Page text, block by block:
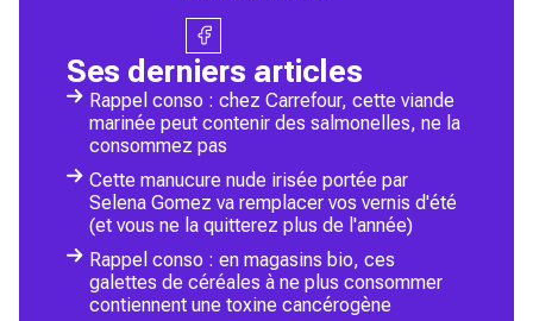
Ses derniers articles
Rappel conso : chez Carrefour, cette viande
marinée peut contenir des salmonelles, ne la
consommez pas
Cette manucure nude irisée portée par
Selena Gomez va remplacer vos vernis d'été
(et vous ne la quitterez plus de l'année)
Rappel conso : en magasins bio, ces
galettes de céréales à ne plus consommer
contiennent une toxine cancérogène